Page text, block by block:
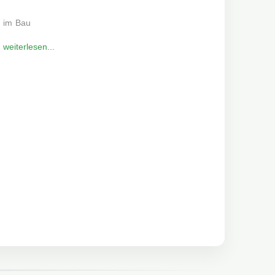
im Bau
weiterlesen...